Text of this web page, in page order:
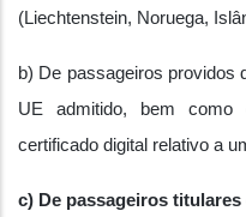
(Liechtenstein, Noruega,
b) De passageiros providos
UE admitido, bem como
certificado digital relativo a
c) De passageiros